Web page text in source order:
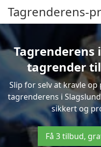
Tagrenderens-
Tagrenderens
tagrender
Slip for selv at kravle
tagrenderens i
sikkert og
Få 3 tilbud,